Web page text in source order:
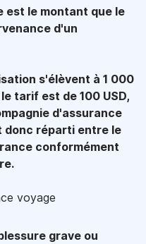
est le montant que le
d'un
s'élèvent à 1 000
tarif est de 100 USD,
d'assurance
donc réparti entre le
conformément
voyage
grave ou